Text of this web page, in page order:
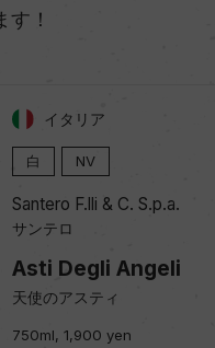
！
イタリア
白 NV
Santero F.lli & C. S.p.a.
サンテロ
Asti Degli Angeli
天使のアスティ
750ml, 1,900 yen